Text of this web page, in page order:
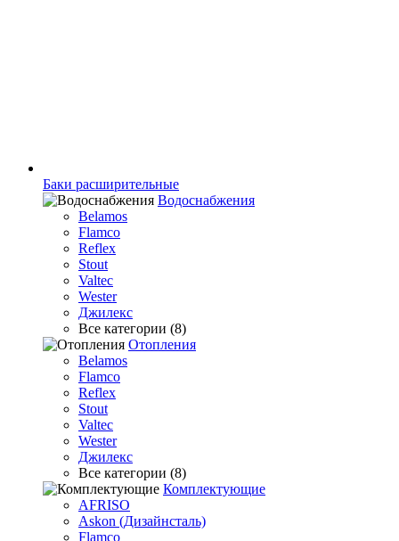
Баки расширительные
Водоснабжения
Belamos
Flamco
Reflex
Stout
Valtec
Wester
Джилекс
Все категории (8)
Отопления
Belamos
Flamco
Reflex
Stout
Valtec
Wester
Джилекс
Все категории (8)
Комплектующие
AFRISO
Askon (Дизайнсталь)
Flamco